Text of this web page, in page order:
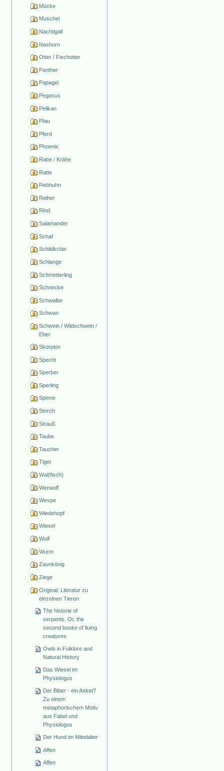
Mücke
Muschel
Nachtigall
Nashorn
Otter / Fischotter
Panther
Papagei
Pegasus
Pelikan
Pfau
Pferd
Phoenix
Rabe / Krähe
Ratte
Rebhuhn
Reiher
Rind
Salamander
Schaf
Schildkröte
Schlange
Schmetterling
Schnecke
Schwalbe
Schwan
Schwein / Wildschwein /
Eber
Skorpion
Specht
Sperber
Sperling
Spinne
Storch
Strauß
Taube
Taucher
Tiger
Wal(fisch)
Werwolf
Wespe
Wiedehopf
Wiesel
Wolf
Wurm
Zaunkönig
Ziege
Original: Literatur zu
einzelnen Tieren
The historie of
serpents. Or, the
second booke of liuing
creatures
Owls in Folklore and
Natural History
Das Wiesel im
Physiologus
Der Biber - ein Asket?
Zu einem
metaphorischem Motiv
aus Fabel und
Physiologus
Der Hund im Mittelalter
Affen
Affen